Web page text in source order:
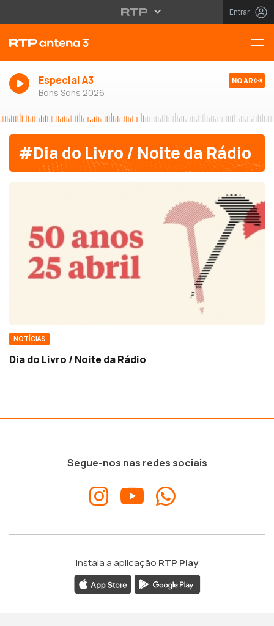
Entrar
Especial A3
Bons Sons 2026
NO AR
#Dia do Livro / Noite da Rádio
NOTÍCIAS
Dia do Livro / Noite da Rádio
Segue-nos nas redes sociais
Instala a aplicação RTP Play